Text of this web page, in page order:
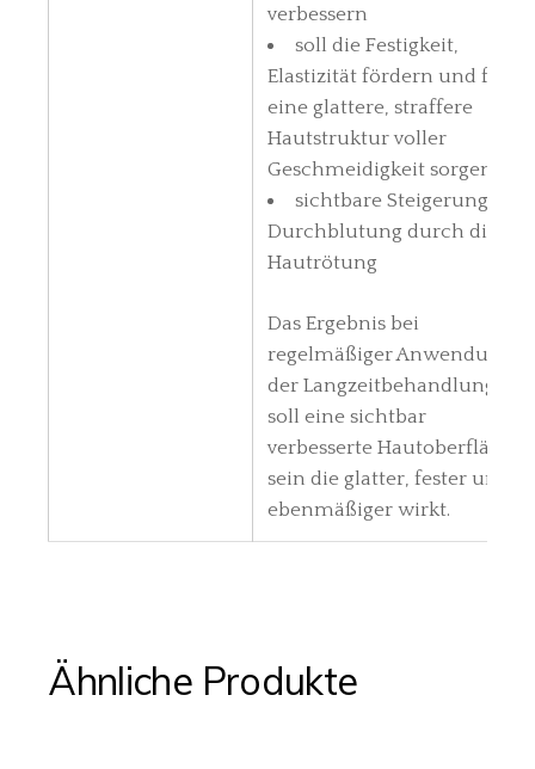
verbessern
soll die Festigkeit,
Elastizität fördern und für
eine glattere, straffere
Hautstruktur voller
Geschmeidigkeit sorgen
sichtbare Steigerung der
Durchblutung durch die
Hautrötung
Das Ergebnis bei
regelmäßiger Anwendung
der Langzeitbehandlung
soll eine sichtbar
verbesserte Hautoberfläche
sein die glatter, fester und
ebenmäßiger wirkt.
Ähnliche Produkte